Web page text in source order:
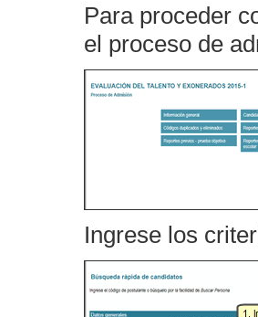
Para proceder
el proceso de
Ingrese los